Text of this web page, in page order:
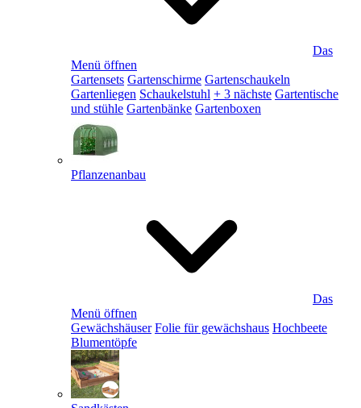
Das
Menü öffnen
Gartensets Gartenschirme Gartenschaukeln
Gartenliegen Schaukelstuhl + 3 nächste Gartentische
und stühle Gartenbänke Gartenboxen
Pflanzenanbau
Das
Menü öffnen
Gewächshäuser Folie für gewächshaus Hochbeete
Blumentöpfe